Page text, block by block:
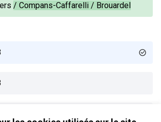
/ Compans-Caffarelli / Brouardel